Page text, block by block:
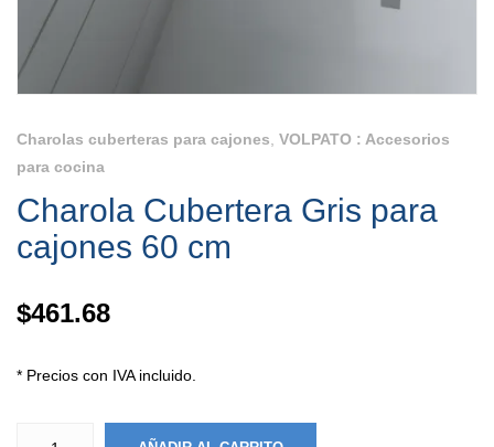
Charolas cuberteras para cajones VOLPATO : Accesorios
para cocina
Charola Cubertera Gris para
cajones 60 cm
$461.68
* Precios con IVA incluido.